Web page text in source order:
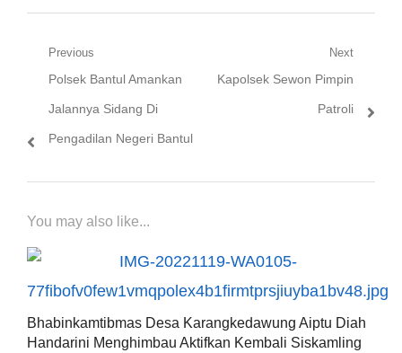
Navigasi
pos
Previous
Previous
post:
Polsek Bantul Amankan
Jalannya Sidang Di
Pengadilan Negeri Bantul
Next
Next
Kapolsek Sewon Pimpin
Patroli
You may also like...
Bhabinkamtibmas Desa Karangkedawung Aiptu Diah
Handarini Menghimbau Aktifkan Kembali Siskamling